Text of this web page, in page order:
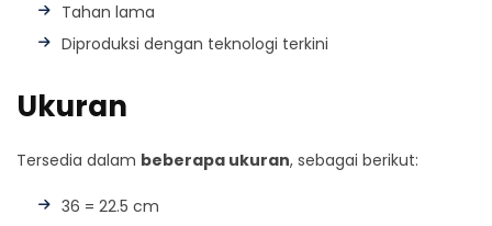
Tahan lama
Diproduksi dengan teknologi terkini
Ukuran
Tersedia dalam beberapa ukuran, sebagai berikut:
36 = 22.5 cm